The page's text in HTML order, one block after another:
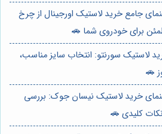
جامع خرید لاستیک اورجینال از چرخ
برای خودروی شما 🚗
لاستیک سورنتو: انتخاب سایز مناسب،
🚗
خرید لاستیک نیسان جوک: بررسی
کلیدی 🚗